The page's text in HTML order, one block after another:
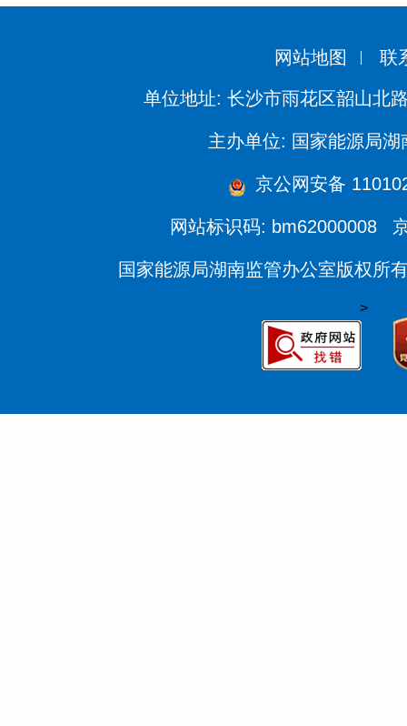
网站地图 联
单位地址: 长沙市雨花区韶山北
主办单位: 国家能源局湖
京公网安备
网站标识码: bm62000008
国家能源局湖南监管办公室版权所
>